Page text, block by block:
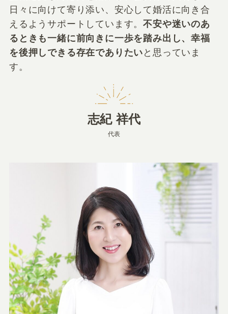
日々に向けて寄り添い、安心して婚活に向き合
えるようサポートしています。不安や迷いのあ
るときも一緒に前向きに一歩を踏み出し、幸福
を後押しできる存在でありたい と思っていま
す。
志紀 祥代
代表